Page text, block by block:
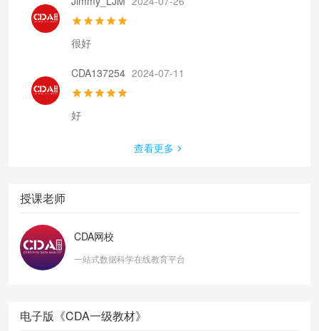
很好
CDA137254 2024-07-11
好
查看更多
授课老师
CDA网校
一站式数据科学在线教育平台
电子版《CDA一级教材》